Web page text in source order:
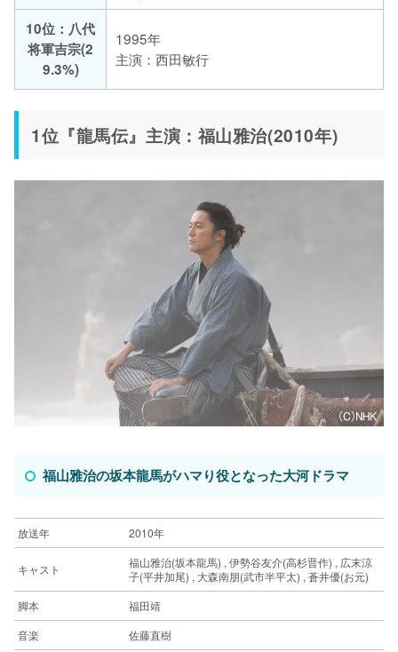
10位：八代
将軍吉宗(2
9.3%)
1995年
主演：西田敏行
1位『龍馬伝』主演：福山雅治(2010年)
福山雅治の坂本龍馬がハマり役となった大河ドラマ
放送年 2010年
キャスト
福山雅治(坂本龍馬) , 伊勢谷友介(高杉晋作) , 広末涼
子(平井加尾) , 大森南朋(武市半平太) , 蒼井優(お元)
脚本
福田靖
音楽
佐藤直樹